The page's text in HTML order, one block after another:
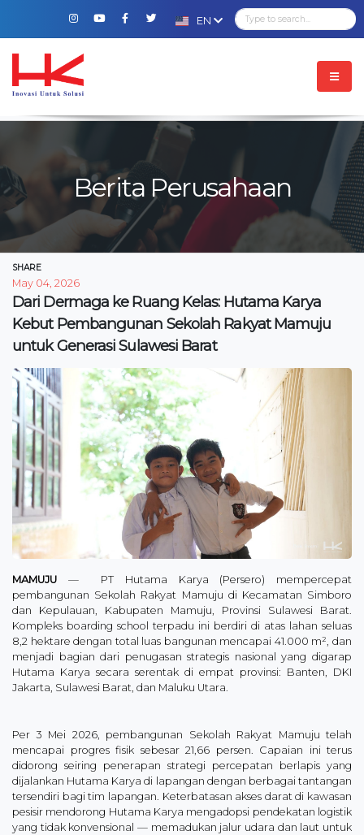
EN
Berita Perusahaan
SHARE
May 04, 2026
Dari Dermaga ke Ruang Kelas: Hutama Karya
Kebut Pembangunan Sekolah Rakyat Mamuju
untuk Generasi Sulawesi Barat
MAMUJU — PT Hutama Karya (Persero) mempercepat
pembangunan Sekolah Rakyat Mamuju di Kecamatan Simboro
dan Kepulauan, Kabupaten Mamuju, Provinsi Sulawesi Barat.
Kompleks boarding school terpadu ini berdiri di atas lahan seluas
8,2 hektare dengan total luas bangunan mencapai 41.000 m², dan
menjadi bagian dari penugasan strategis nasional yang digarap
Hutama Karya secara serentak di empat provinsi: Banten, DKI
Jakarta, Sulawesi Barat, dan Maluku Utara.
Per 3 Mei 2026, pembangunan Sekolah Rakyat Mamuju telah
mencapai progres fisik sebesar 21,66 persen. Capaian ini terus
didorong seiring penerapan strategi percepatan berlapis yang
dijalankan Hutama Karya di lapangan dengan berbagai tantangan
tersendiri bagi tim lapangan. Keterbatasan akses darat di kawasan
pesisir mendorong Hutama Karya mengadopsi pendekatan logistik
yang tidak konvensional — memadukan jalur udara dan laut untuk